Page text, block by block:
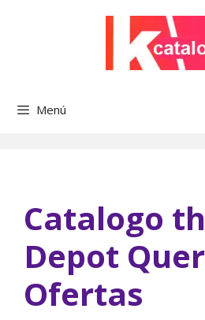
Menú
Catalogo
Depot
Ofertas